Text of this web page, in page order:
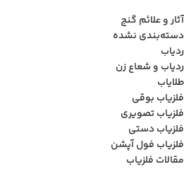
آثار و علائم گنج
دسته‌بندی نشده
ردیاب
ردیاب و شعاع زن
طلایاب
فلزیاب بوقی
فلزیاب تصویری
فلزیاب دستی
فلزیاب فول آپشن
مقالات فلزیاب